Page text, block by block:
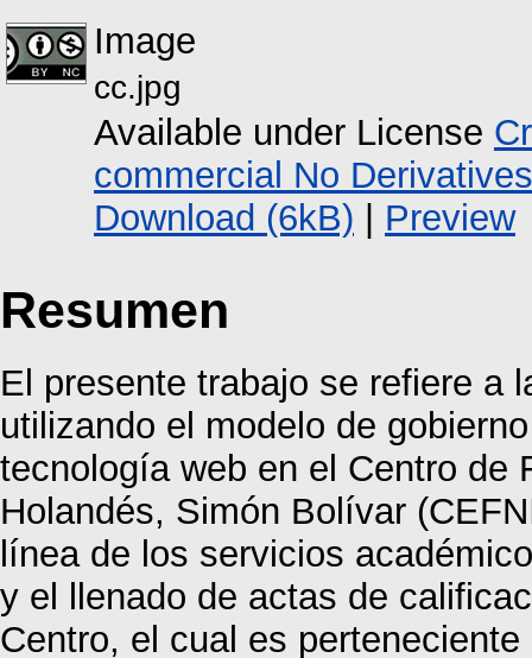
Image
cc.jpg
Available under License
commercial No Derivatives
Download (6kB) | Preview
Resumen
El presente trabajo se refiere a
utilizando el modelo de
tecnología web en el Centro de
Holandés, Simón Bolívar
línea de los servicios
y el llenado de actas de
Centro, el cual es